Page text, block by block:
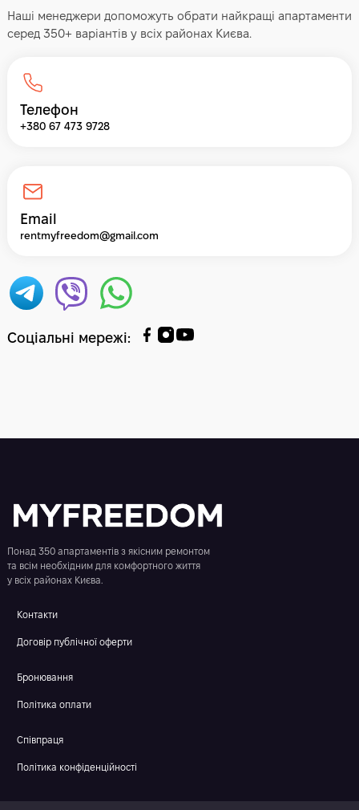
Наші менеджери допоможуть обрати найкращі апартаменти
серед 350+ варіантів у всіх районах Києва.
Телефон
+380 67 473 9728
Email
rentmyfreedom@gmail.com
Соціальні мережі:
Понад 350 апартаментів з якісним ремонтом
та всім необхідним для комфортного життя
у всіх районах Києва.
Контакти
Договір публічної оферти
Бронювання
Політика оплати
Співпраця
Політика конфіденційності